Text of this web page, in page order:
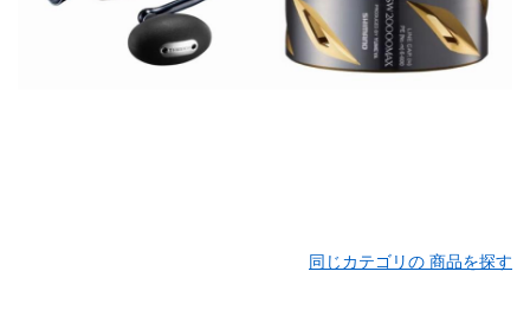
同じカテゴリの 商品を探す